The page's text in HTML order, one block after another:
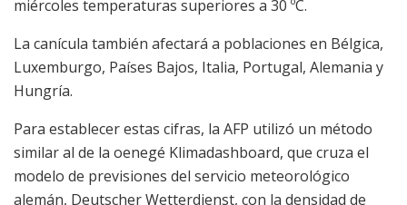
miércoles temperaturas superiores a 30 ºC.
La canícula también afectará a poblaciones en Bélgica,
Luxemburgo, Países Bajos, Italia, Portugal, Alemania y
Hungría.
Para establecer estas cifras, la AFP utilizó un método
similar al de la oenegé Klimadashboard, que cruza el
modelo de previsiones del servicio meteorológico
alemán, Deutscher Wetterdienst, con la densidad de